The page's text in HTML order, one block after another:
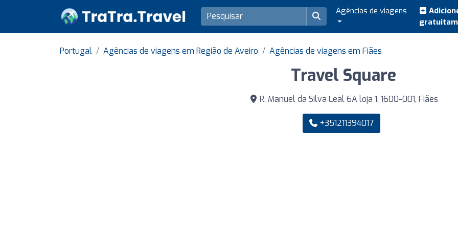
Agências de viagens
Portugal Agências de viagens em Região de Aveiro Agências de viagens em Fiães
Travel Square
R. Manuel da Silva Leal 6A loja 1, 1600-001, Fiães
+351211394017